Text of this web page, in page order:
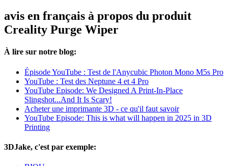
avis en français à propos du produit
Creality Purge Wiper
À lire sur notre blog:
Épisode YouTube : Test de l'Anycubic Photon Mono M5s Pro
YouTube : Test des Neptune 4 et 4 Pro
YouTube Episode: We Designed A Print-In-Place
Slingshot...And It Is Scary!
Acheter une imprimante 3D - ce qu'il faut savoir
YouTube Episode: This is what will happen in 2025 in 3D
Printing
3DJake, c'est par exemple: